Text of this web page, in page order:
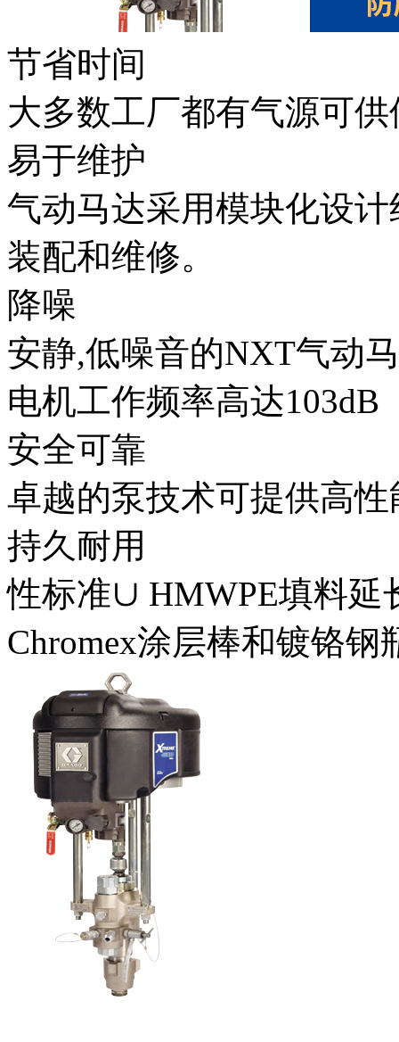
节省时间
大多数工厂都有气源可
易于维护
气动马达采用模块化设
装配和维修。
降噪
安静,低噪音的NXT气动
电机工作频率高达103dB
安全可靠
卓越的泵技术可提供高
持久耐用
性标准∪ HMWPE填料延
Chromex涂层棒和镀铬